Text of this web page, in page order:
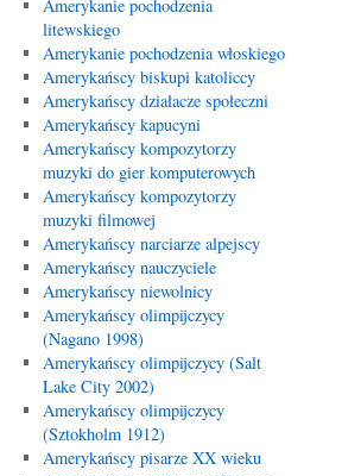
Amerykanie pochodzenia
litewskiego
Amerykanie pochodzenia włoskiego
Amerykańscy biskupi katoliccy
Amerykańscy działacze społeczni
Amerykańscy kapucyni
Amerykańscy kompozytorzy
muzyki do gier komputerowych
Amerykańscy kompozytorzy
muzyki filmowej
Amerykańscy narciarze alpejscy
Amerykańscy nauczyciele
Amerykańscy niewolnicy
Amerykańscy olimpijczycy
(Nagano 1998)
Amerykańscy olimpijczycy (Salt
Lake City 2002)
Amerykańscy olimpijczycy
(Sztokholm 1912)
Amerykańscy pisarze XX wieku